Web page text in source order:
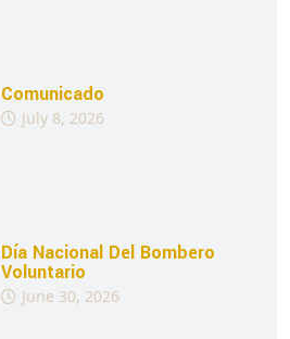
Comunicado
July 8, 2026
Día Nacional Del Bombero
Voluntario
June 30, 2026